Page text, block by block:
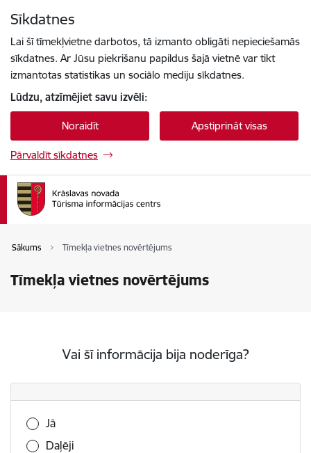
Sīkdatnes
Lai šī tīmekļvietne darbotos, tā izmanto obligāti nepieciešamās
sīkdatnes. Ar Jūsu piekrišanu papildus šajā vietnē var tikt
izmantotas statistikas un sociālo mediju sīkdatnes.
Lūdzu, atzīmējiet savu izvēli:
Noraidīt Apstiprināt visas
Pārvaldīt sīkdatnes
Sākums Tīmekļa vietnes novērtējums
Tīmekļa vietnes novērtējums
Vai šī informācija bija noderīga?
Vai šī informācija bija noderīga?
Jā
Daļēji